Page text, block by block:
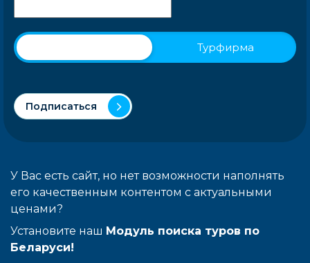
Турфирма
Подписаться
У Вас есть сайт, но нет возможности наполнять
его качественным контентом с актуальными
ценами?
Установите наш Модуль поиска туров по
Беларуси!